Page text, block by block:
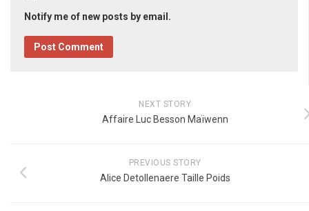
Notify me of new posts by email.
NEXT STORY
Affaire Luc Besson Maïwenn
PREVIOUS STORY
Alice Detollenaere Taille Poids